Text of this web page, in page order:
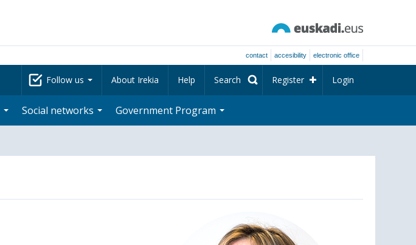
contact accesibility electronic office
Follow us About Irekia Help Search Register Login
Social networks Government Program